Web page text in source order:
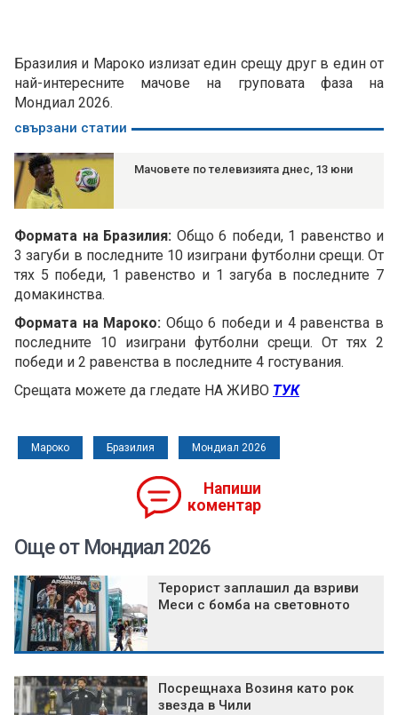
Бразилия и Мароко излизат един срещу друг в един от
най-интересните мачове на груповата фаза на
Мондиал 2026.
свързани статии
Мачовете по телевизията днес, 13 юни
Формата на Бразилия: Общо 6 победи, 1 равенство и
3 загуби в последните 10 изиграни футболни срещи. От
тях 5 победи, 1 равенство и 1 загуба в последните 7
домакинства.
Формата на Мароко: Общо 6 победи и 4 равенства в
последните 10 изиграни футболни срещи. От тях 2
победи и 2 равенства в последните 4 гостувания.
Срещата можете да гледате НА ЖИВО ТУК
Мароко Бразилия Мондиал 2026
Напиши
коментар
Още от Мондиал 2026
Терорист заплашил да взриви
Меси с бомба на световното
Посрещнаха Возиня като рок
звезда в Чили